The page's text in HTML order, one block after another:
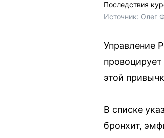
Последствия
Источник: Олег
Управление
этой
В списке
бронхит,